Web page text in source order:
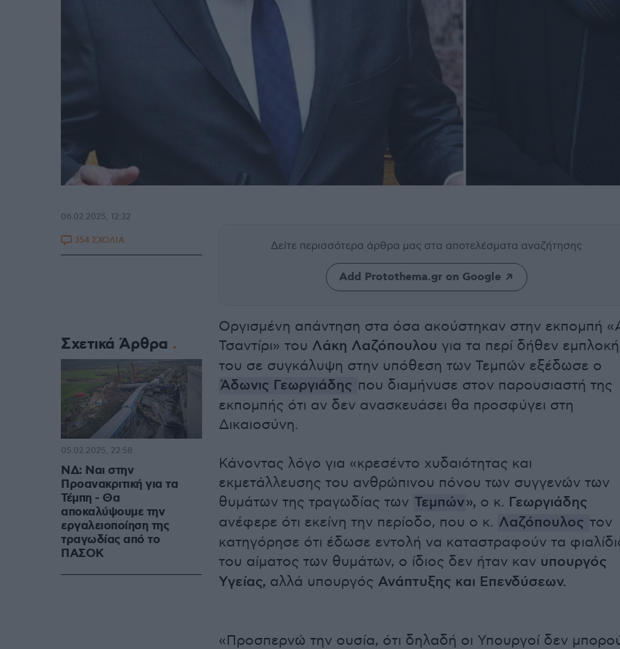
Δείτε περισσότερα άρθρα μας στα αποτελέσματα αναζήτησης
Add Protothema.gr on Google
Οργισμένη απάντηση στα όσα ακούστηκαν στην εκπομπή
Τσαντίρι» του Λάκη Λαζόπουλου για τα περί δήθεν
του σε συγκάλυψη στην υπόθεση των Τεμπών εξέδωσε ο
Άδωνις Γεωργιάδης που διαμήνυσε στον παρουσιαστή της
εκπομπής ότι αν δεν ανασκευάσει θα προσφύγει στη
Δικαιοσύνη.
Κάνοντας λόγο για «κρεσέντο χυδαιότητας και
εκμετάλλευσης του ανθρώπινου πόνου των συγγενών των
θυμάτων της τραγωδίας των Τεμπών», ο κ. Γεωργιάδης
ανέφερε ότι εκείνη την περίοδο, που ο κ. Λαζόπουλος τον
κατηγόρησε ότι έδωσε εντολή να καταστραφούν τα
του αίματος των θυμάτων, ο ίδιος δεν ήταν καν υπουργός
Υγείας, αλλά υπουργός Ανάπτυξης και Επενδύσεων.
«Προσπερνώ την ουσία, ότι δηλαδή οι Υπουργοί δεν
06.02.2025, 12:32
354 ΣΧΟΛΙΑ
Σχετικά Άρθρα
ΝΔ: Ναι στην
Προανακριτική για τα
Τέμπη - Θα
αποκαλύψουμε την
εργαλειοποίηση της
τραγωδίας από το
ΠΑΣΟΚ
05.02.2025, 22:58